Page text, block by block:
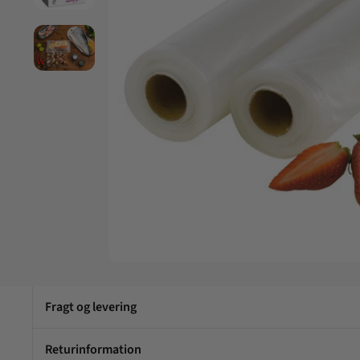
Fragt og levering
Returinformation